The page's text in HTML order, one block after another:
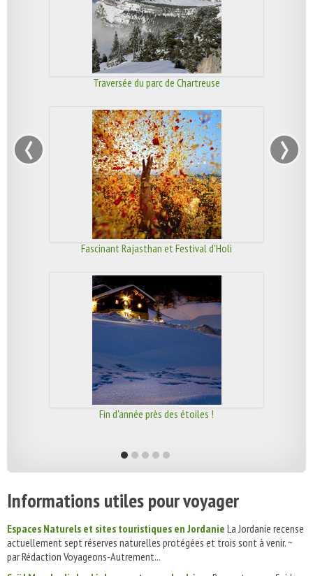
Traversée du parc de Chartreuse
Fascinant Rajasthan et Festival d'Holi
Fin d'année près des étoiles !
‹ ›
Informations utiles pour voyager
Espaces Naturels et sites touristiques en Jordanie La Jordanie recense
actuellement sept réserves naturelles protégées et trois sont à venir. ~
par Rédaction Voyageons-Autrement...